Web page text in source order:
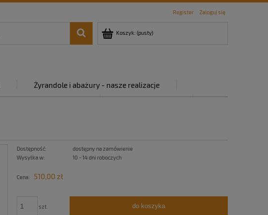
Register Zaloguj się
Koszyk: (pusty)
Żyrandole i abażury - nasze realizacje
Dostępność:
dostępny na zamówienie
Wysyłka w:
10 - 14 dni roboczych
Cena: 510,00 zł
szt. do koszyka